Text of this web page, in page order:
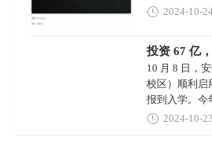
lifespan of
2024-10-
10 月 8 日，
校区）顺利启
报到入学。今
名来自全国各
2024-10-23